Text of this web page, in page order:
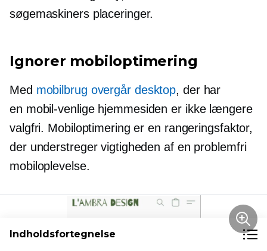
søgemaskiners placeringer.
Ignorer mobiloptimering
Med mobilbrug overgår desktop, der har
en mobil-venligehjemmesiden er ikke længere
valgfri. Mobiloptimering er en rangeringsfaktor,
der understreger vigtigheden af ​​en problemfri
mobiloplevelse.
Indholdsfortegnelse